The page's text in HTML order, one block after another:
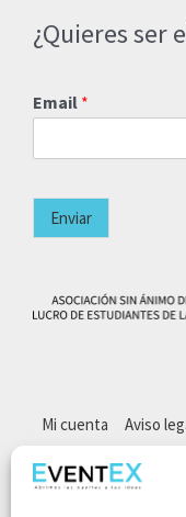
¿Quieres ser
Email *
Enviar
Mi cuenta Aviso